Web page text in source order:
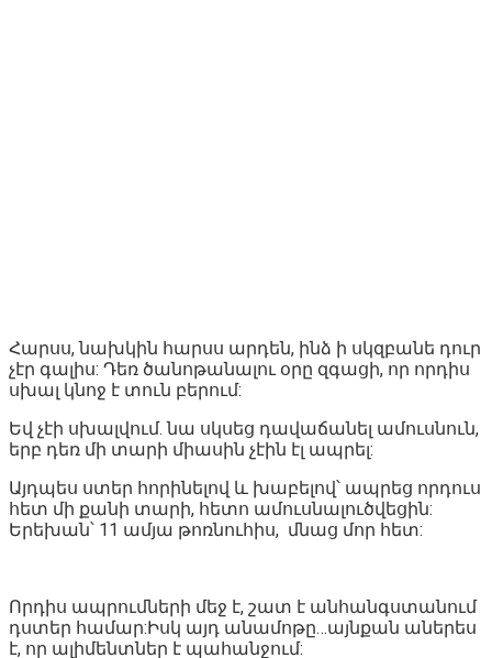
Հարսս, նախկին հարսս արդեն, ինձ ի սկզբանե դուր
չէր գալիս: Դեռ ծանոթանալու օրը զգացի, որ որդիս
սխալ կնոջ է տուն բերում:
Եվ չէի սխալվում. նա սկսեց դավաճանել ամուսնուն,
երբ դեռ մի տարի միասին չէին էլ ապրել:
Այդպես ստեր հորինելով և խաբելով՝ ապրեց որդուս
հետ մի քանի տարի, հետո ամուսնալուծվեցին:
Երեխան՝ 11 ամյա թոռնուհիս, մնաց մոր հետ:
Որդիս ապրումների մեջ է, շատ է անհանգստանում
դստեր համար:Իսկ այդ անամոթը…այնքան աներես
է, որ ալիմենտներ է պահանջում: